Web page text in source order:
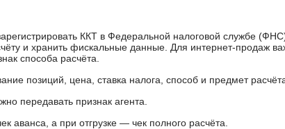
ККТ в Федеральной налоговой службе
и хранить фискальные данные. Для интернет-продаж
способа расчёта.
позиций, цена, ставка налога, способ и предмет
передавать признак агента.
аванса, а при отгрузке — чек полного расчёта.